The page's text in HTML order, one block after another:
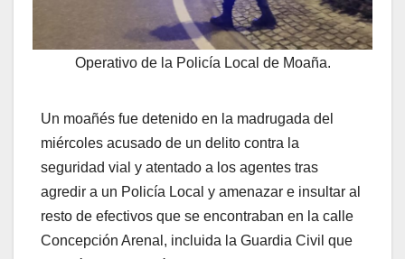
Operativo de la Policía Local de Moaña.
Un moañés fue detenido en la madrugada del
miércoles acusado de un delito contra la
seguridad vial y atentado a los agentes tras
agredir a un Policía Local y amenazar e insultar al
resto de efectivos que se encontraban en la calle
Concepción Arenal, incluida la Guardia Civil que